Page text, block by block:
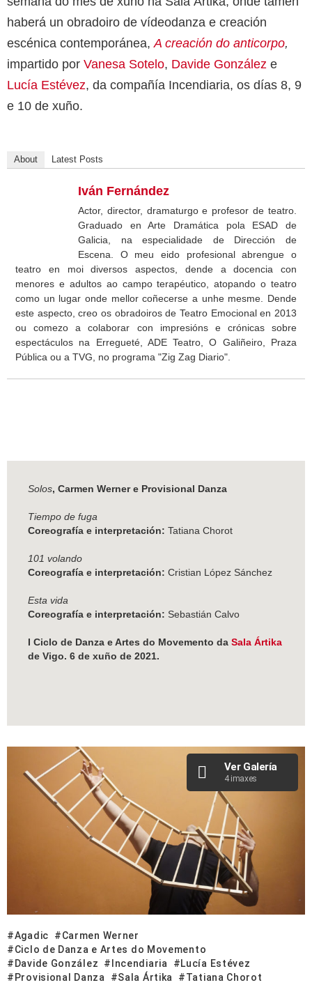
haberá un obradoiro de vídeodanza e creación
escénica contemporánea,A creación do anticorpo,
impartido por Vanesa Sotelo, Davide González e
Lucía Estévez, da compañía Incendiaria, os días 8, 9
e 10 de xuño.
About Latest Posts
Iván Fernández
Actor, director, dramaturgo e profesor de teatro.
Graduado en Arte Dramática pola ESAD de
Galicia, na especialidade de Dirección de
Escena. O meu eido profesional abrengue o
teatro en moi diversos aspectos, dende a docencia con
menores e adultos ao campo terapéutico, atopando o teatro
como un lugar onde mellor coñecerse a unhe mesme. Dende
este aspecto, creo os obradoiros de Teatro Emocional en 2013
ou comezo a colaborar con impresións e crónicas sobre
espectáculos na Erregueté, ADE Teatro, O Galiñeiro, Praza
Pública ou a TVG, no programa "Zig Zag Diario".
Solos, Carmen Werner e Provisional Danza
Tiempo de fuga
Coreografía e interpretación: Tatiana Chorot
101 volando
Coreografía e interpretación: Cristian López Sánchez
Esta vida
Coreografía e interpretación: Sebastián Calvo
I Ciclo de Danza e Artes do Movemento da Sala Ártika
de Vigo. 6 de xuño de 2021.
Ver Galería
4 imaxes
Agadic
Carmen Werner
Ciclo de Danza e Artes do Movemento
Davide González
Incendiaria
Lucía Estévez
Provisional Danza
Sala Ártika
Tatiana Chorot